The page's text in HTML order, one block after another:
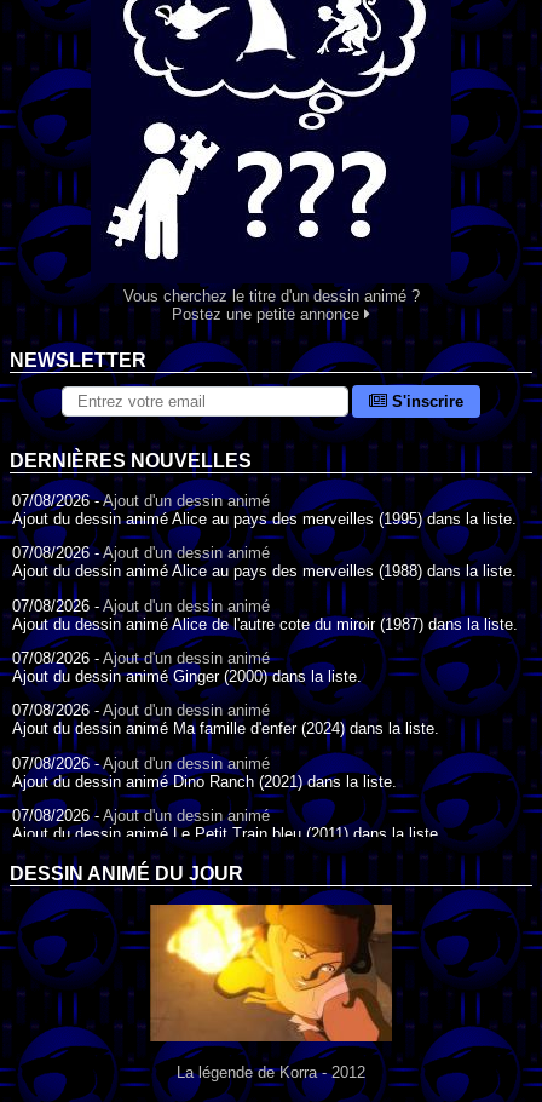
Vous cherchez le titre d'un dessin animé ?
Postez une petite annonce
NEWSLETTER
S'inscrire
DERNIÈRES NOUVELLES
07/08/2026 -Ajout d'un dessin animé
Ajout du dessin animé Alice au pays des merveilles (1995) dans la liste.
07/08/2026 -Ajout d'un dessin animé
Ajout du dessin animé Alice au pays des merveilles (1988) dans la liste.
07/08/2026 - Ajout d'un dessin animé
Ajout du dessin animé Alice de l'autre cote du miroir (1987) dans la liste.
07/08/2026 - Ajout d'un dessin animé
Ajout du dessin animé Ginger (2000) dans la liste.
07/08/2026 - Ajout d'un dessin animé
Ajout du dessin animé Ma famille d'enfer (2024) dans la liste.
07/08/2026 -Ajout d'un dessin animé
Ajout du dessin animé Dino Ranch (2021) dans la liste.
07/08/2026 - Ajout d'un dessin animé
Ajout du dessin animé Le Petit Train bleu (2011) dans la liste.
07/08/2026 - Ajout d'un dessin animé
Ajout du dessin animé Agent Spécial Oso (2009) dans la liste.
17/07/2026 - Ajout d'un dessin animé
Ajout du dessin animé Peter Pan (1988) dans la liste.
17/07/2026 -Ajout d'un dessin animé
Ajout du dessin animé Le Bossu de Notre-Dame (1996) dans la liste.
DESSIN ANIMÉ DU JOUR
La légende de Korra - 2012